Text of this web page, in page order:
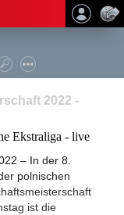
2022 -
Ekstraliga - live
– In der 8.
polnischen
ist die